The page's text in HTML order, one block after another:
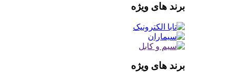
برند های ویژه
برند های ویژه